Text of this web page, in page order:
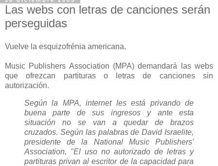
Las webs con letras de canciones serán
perseguidas
Vuelve la esquizofrénia americana.
Music Publishers Association (MPA) demandará las webs
que ofrezcan partituras o letras de canciones sin
autorización.
Según la MPA, internet les está privando de
buena parte de sus ingresos y ante esta
situación no se van a quedar de brazos
cruzados. Según las palabras de David Israelite,
presidente de la National Music Publishers'
Association, "El uso no autorizado de letras y
partituras privan al escritor de la capacidad para